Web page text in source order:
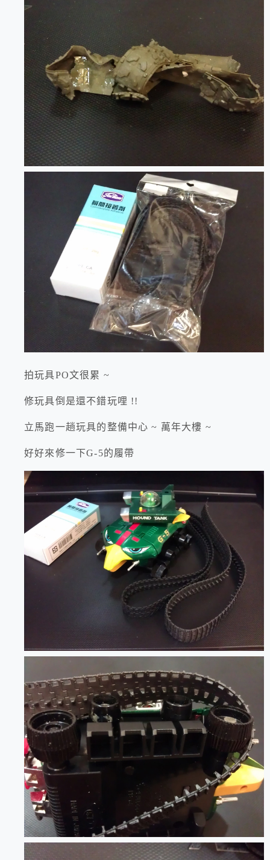
拍玩具PO文很累 ~
修玩具倒是還不錯玩哩 !!
立馬跑一趟玩具的整備中心 ~ 萬年大樓 ~
好好來修一下G-5的履帶